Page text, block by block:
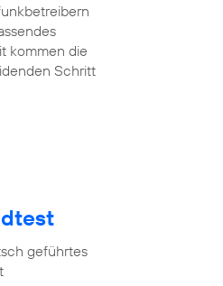
kommen die
Schritt
geführtes